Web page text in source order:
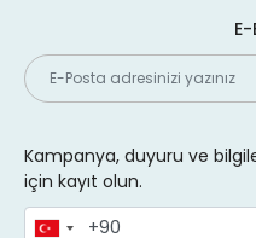
Kampanya, duyuru ve
için kayıt olun.